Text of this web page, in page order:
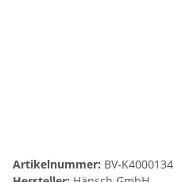
Artikelnummer: BV-K4000134